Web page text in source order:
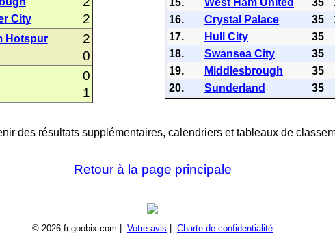
City 2
Hotspur 2
0
0
1
15.
West Ham United 35
16.
Crystal Palace 35
17.
Hull City 35
18.
Swansea City 35
19.
Middlesbrough 35
20.
Sunderland 35
des résultats supplémentaires, calendriers et tableaux de
Retour à la page principale
© 2026 fr.goobix.com | Votre avis Charte de confidentialité